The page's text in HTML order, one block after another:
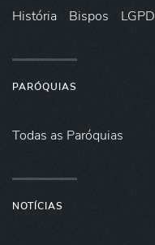
História Bispos LGPD
PARÓQUIAS
Todas as Paróquias
NOTÍCIAS